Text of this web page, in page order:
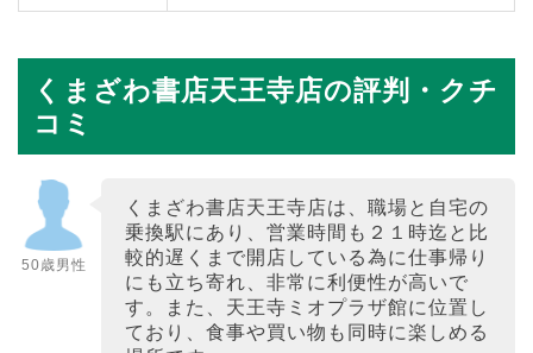
くまざわ書店天王寺店の評判・クチ
コミ
50歳男性
くまざわ書店天王寺店は、職場と自宅の
乗換駅にあり、営業時間も２１時迄と比
較的遅くまで開店している為に仕事帰り
にも立ち寄れ、非常に利便性が高いで
す。また、天王寺ミオプラザ館に位置し
ており、食事や買い物も同時に楽しめる